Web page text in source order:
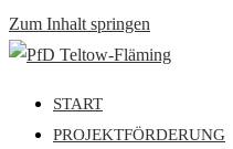
Zum Inhalt springen
START
PROJEKTFÖRDERUNG